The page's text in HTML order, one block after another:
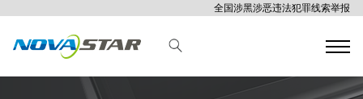
全国涉黑涉恶违法犯罪线索举报